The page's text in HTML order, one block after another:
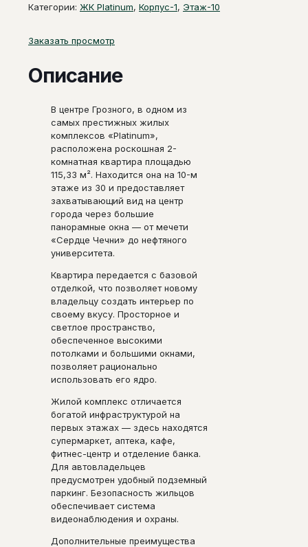
Категории: ЖК Platinum, Корпус-1, Этаж-10
Заказать просмотр
Описание
В центре Грозного, в одном из
самых престижных жилых
комплексов «Platinum»,
расположена роскошная 2-
комнатная квартира площадью
115,33 м². Находится она на 10-м
этаже из 30 и предоставляет
захватывающий вид на центр
города через большие
панорамные окна — от мечети
«Сердце Чечни» до нефтяного
университета.
Квартира передается с базовой
отделкой, что позволяет новому
владельцу создать интерьер по
своему вкусу. Просторное и
светлое пространство,
обеспеченное высокими
потолками и большими окнами,
позволяет рационально
использовать его ядро.
Жилой комплекс отличается
богатой инфраструктурой на
первых этажах — здесь находятся
супермаркет, аптека, кафе,
фитнес-центр и отделение банка.
Для автовладельцев
предусмотрен удобный подземный
паркинг. Безопасность жильцов
обеспечивает система
видеонаблюдения и охраны.
Дополнительные преимущества